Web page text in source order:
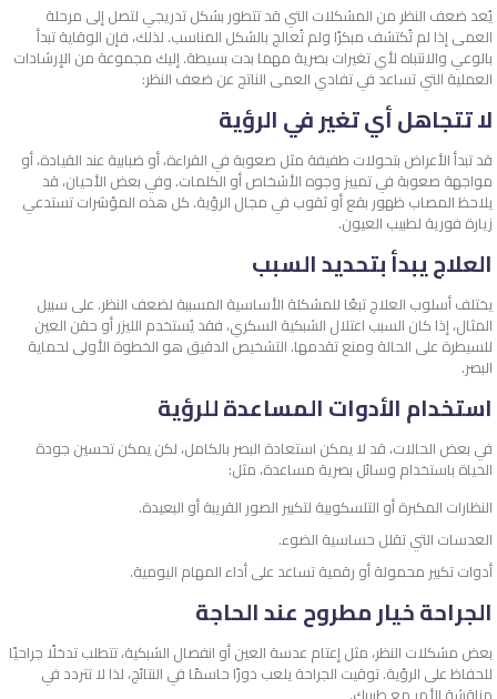
يُعد ضعف النظر من المشكلات التي قد تتطور بشكل تدريجي لتصل إلى مرحلة
العمى إذا لم تُكتشف مبكرًا ولم تُعالج بالشكل المناسب. لذلك، فإن الوقاية تبدأ
بالوعي والانتباه لأي تغيرات بصرية مهما بدت بسيطة. إليك مجموعة من الإرشادات
العملية التي تساعد في تفادي العمى الناتج عن ضعف النظر:
لا تتجاهل أي تغير في الرؤية
قد تبدأ الأعراض بتحولات طفيفة مثل صعوبة في القراءة، أو ضبابية عند القيادة، أو
مواجهة صعوبة في تمييز وجوه الأشخاص أو الكلمات. وفي بعض الأحيان، قد
يلاحظ المصاب ظهور بقع أو ثقوب في مجال الرؤية. كل هذه المؤشرات تستدعي
زيارة فورية لطبيب العيون.
العلاج يبدأ بتحديد السبب
يختلف أسلوب العلاج تبعًا للمشكلة الأساسية المسببة لضعف النظر. على سبيل
المثال، إذا كان السبب اعتلال الشبكية السكري، فقد يُستخدم الليزر أو حقن العين
للسيطرة على الحالة ومنع تقدمها. التشخيص الدقيق هو الخطوة الأولى لحماية
البصر.
استخدام الأدوات المساعدة للرؤية
في بعض الحالات، قد لا يمكن استعادة البصر بالكامل، لكن يمكن تحسين جودة
الحياة باستخدام وسائل بصرية مساعدة، مثل:
النظارات المكبرة أو التلسكوبية لتكبير الصور القريبة أو البعيدة.
العدسات التي تقلل حساسية الضوء.
أدوات تكبير محمولة أو رقمية تساعد على أداء المهام اليومية.
الجراحة خيار مطروح عند الحاجة
بعض مشكلات النظر، مثل إعتام عدسة العين أو انفصال الشبكية، تتطلب تدخلًا جراحيًا
للحفاظ على الرؤية. توقيت الجراحة يلعب دورًا حاسمًا في النتائج، لذا لا تتردد في